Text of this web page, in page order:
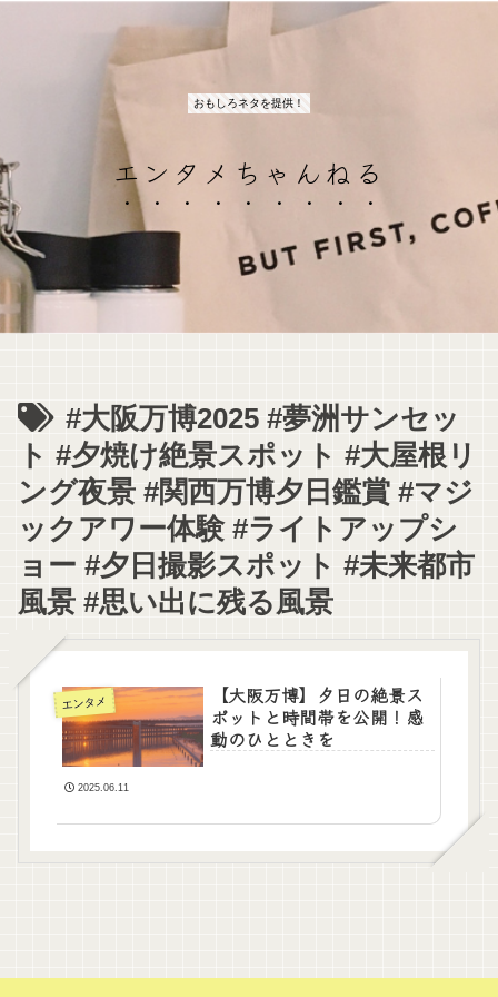
おもしろネタを提供！
エンタメちゃんねる
#大阪万博2025 #夢洲サンセッ
ト #夕焼け絶景スポット #大屋根リ
ング夜景 #関西万博夕日鑑賞 #マジ
ックアワー体験 #ライトアップシ
ョー #夕日撮影スポット #未来都市
風景 #思い出に残る風景
エンタメ
【大阪万博】夕日の絶景ス
ポットと時間帯を公開！感
動のひとときを
2025.06.11